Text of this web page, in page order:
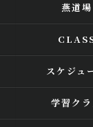
燕道場
スケジュ
学習クラ